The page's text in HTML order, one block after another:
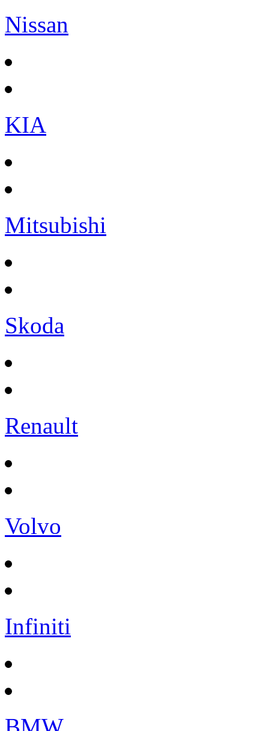
Nissan
KIA
Mitsubishi
Skoda
Renault
Volvo
Infiniti